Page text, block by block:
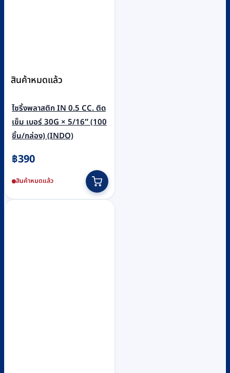
สินค้าหมดแล้ว
ไซริ้งพลาสติก IN 0.5 CC. ติด
เข็ม เบอร์ 30G × 5/16″ (100
ชิ้น/กล่อง) (INDO)
฿390
สินค้าหมดแล้ว